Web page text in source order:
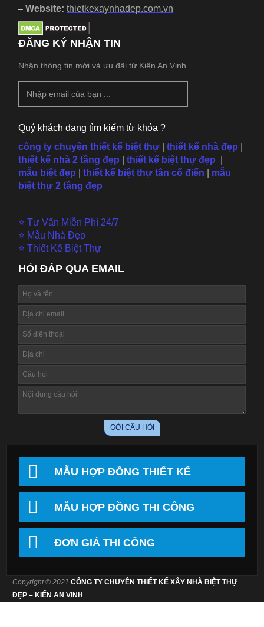
– Website:thietkexaynhadep.com.vn
ĐĂNG KÝ NHẬN TIN
Nhận thông tin mới và ưu đãi từ Kiến An Vinh
Quý khách đang tìm kiếm từ khóa ?
công ty chuyên thiết kế biệt thự |thiết kế nhà đẹp
thiết kế nhà 2 tầng đẹp
thiết kế biệt thự đẹp
mẫu biệt đẹp thiết kế biệt thự tân cổ điển
mẫu
biệt thự 2 tầng đẹp
⭐ Tư Vấn Miễn Phí 24/7
⭐ Mẫu Nhà Đẹp
⭐ Thiết Kế Biệt Thự
HỎI ĐÁP QUA EMAIL
MẪU HỢP ĐỒNG THIẾT KẾ
MẪU HỢP ĐỒNG THI CÔNG
ĐƠN GIÁ THI CÔNG
Copyright © 2021CÔNG TY CHUYÊN THIẾT KẾ XÂY NHÀ BIỆT THỰ
ĐẸP – KIẾN AN VINH